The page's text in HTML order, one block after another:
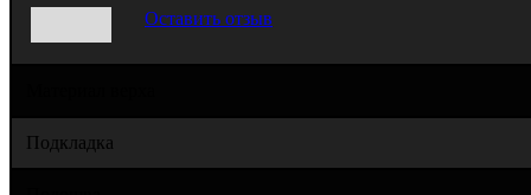
Оставить отзыв
Подкладка